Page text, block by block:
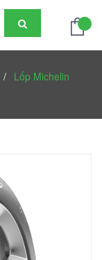
/ Lốp Michelin